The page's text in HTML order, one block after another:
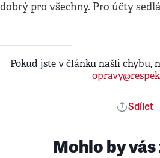
dobrý pro všechny. Pro účty
Pokud jste v článku našli chybu,
Sdílet
Mohlo by